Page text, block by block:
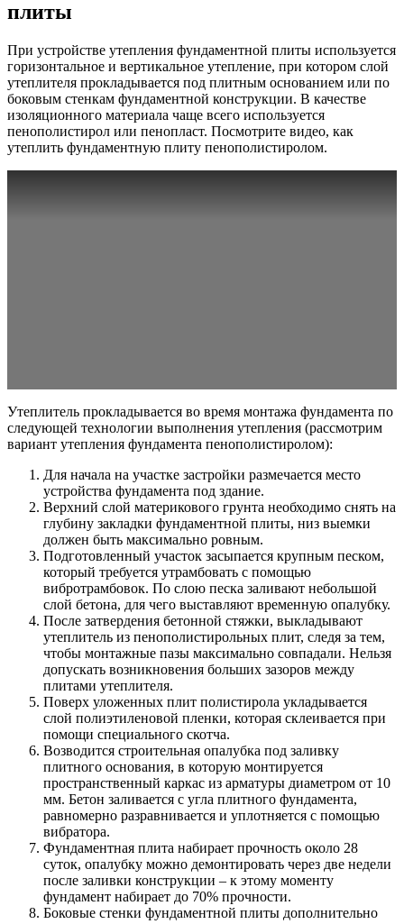
плиты
При устройстве утепления фундаментной плиты используется
горизонтальное и вертикальное утепление, при котором слой
утеплителя прокладывается под плитным основанием или по
боковым стенкам фундаментной конструкции. В качестве
изоляционного материала чаще всего используется
пенополистирол или пенопласт. Посмотрите видео, как
утеплить фундаментную плиту пенополистиролом.
Утеплитель прокладывается во время монтажа фундамента по
следующей технологии выполнения утепления (рассмотрим
вариант утепления фундамента пенополистиролом):
Для начала на участке застройки размечается место
устройства фундамента под здание.
Верхний слой материкового грунта необходимо снять на
глубину закладки фундаментной плиты, низ выемки
должен быть максимально ровным.
Подготовленный участок засыпается крупным песком,
который требуется утрамбовать с помощью
вибротрамбовок. По слою песка заливают небольшой
слой бетона, для чего выставляют временную опалубку.
После затвердения бетонной стяжки, выкладывают
утеплитель из пенополистирольных плит, следя за тем,
чтобы монтажные пазы максимально совпадали. Нельзя
допускать возникновения больших зазоров между
плитами утеплителя.
Поверх уложенных плит полистирола укладывается
слой полиэтиленовой пленки, которая склеивается при
помощи специального скотча.
Возводится строительная опалубка под заливку
плитного основания, в которую монтируется
пространственный каркас из арматуры диаметром от 10
мм. Бетон заливается с угла плитного фундамента,
равномерно разравнивается и уплотняется с помощью
вибратора.
Фундаментная плита набирает прочность около 28
суток, опалубку можно демонтировать через две недели
после заливки конструкции – к этому моменту
фундамент набирает до 70% прочности.
Боковые стенки фундаментной плиты дополнительно